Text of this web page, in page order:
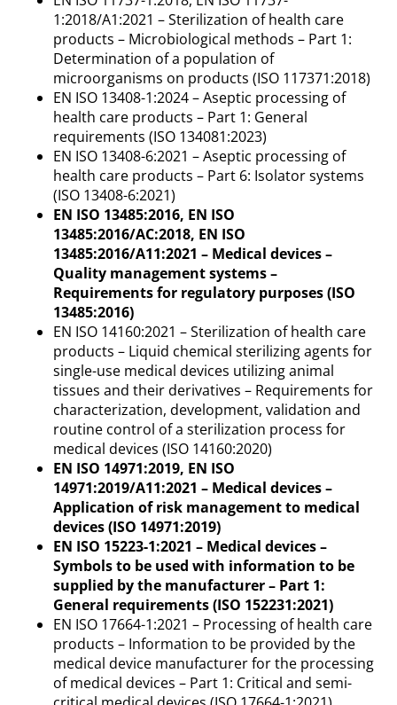
1:2018/A1:2021 – Sterilization of health care
products – Microbiological methods – Part 1:
Determination of a population of
microorganisms on products (ISO 117371:2018)
EN ISO 13408-1:2024 – Aseptic processing of
health care products – Part 1: General
requirements (ISO 134081:2023)
EN ISO 13408-6:2021 – Aseptic processing of
health care products – Part 6: Isolator systems
(ISO 13408-6:2021)
EN ISO 13485:2016, EN ISO
13485:2016/AC:2018, EN ISO
13485:2016/A11:2021 – Medical devices –
Quality management systems –
Requirements for regulatory purposes (ISO
13485:2016)
EN ISO 14160:2021 – Sterilization of health care
products – Liquid chemical sterilizing agents for
single-use medical devices utilizing animal
tissues and their derivatives – Requirements for
characterization, development, validation and
routine control of a sterilization process for
medical devices (ISO 14160:2020)
EN ISO 14971:2019, EN ISO
14971:2019/A11:2021 – Medical devices –
Application of risk management to medical
devices (ISO 14971:2019)
EN ISO 15223-1:2021 – Medical devices –
Symbols to be used with information to be
supplied by the manufacturer – Part 1:
General requirements (ISO 152231:2021)
EN ISO 17664-1:2021 – Processing of health care
products – Information to be provided by the
medical device manufacturer for the processing
of medical devices – Part 1: Critical and semi-